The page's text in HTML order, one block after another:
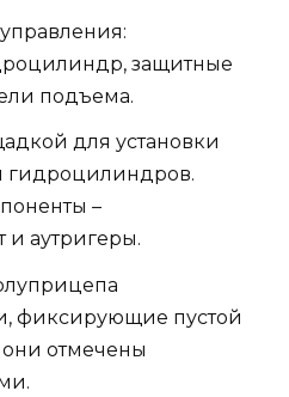
защитные
подъема.
для установки
гидроцилиндров.
–
и аутригеры.
фиксирующие пустой
отмечены